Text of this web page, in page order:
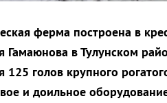
ферма построена в
в Тулунском
голов крупного
и доильное